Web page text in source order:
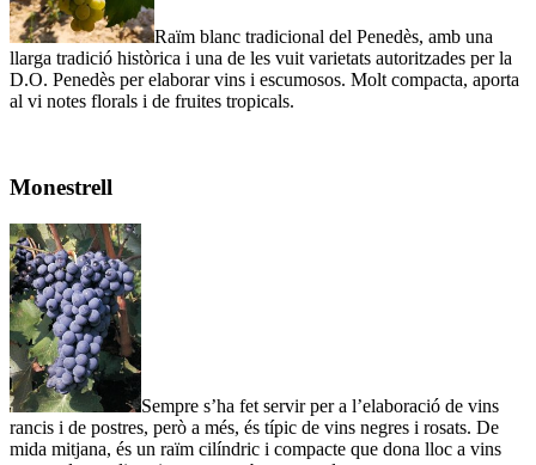
Raïm blanc tradicional del Penedès, amb una
llarga tradició històrica i una de les vuit varietats autoritzades per la
D.O. Penedès per elaborar vins i escumosos. Molt compacta, aporta
al vi notes florals i de fruites tropicals.
Monestrell
Sempre s’ha fet servir per a l’elaboració de vins
rancis i de postres, però a més, és típic de vins negres i rosats. De
mida mitjana, és un raïm cilíndric i compacte que dona lloc a vins